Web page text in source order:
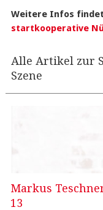
Weitere Infos
startkooperative
Alle Artikel zur
Szene
Markus
13